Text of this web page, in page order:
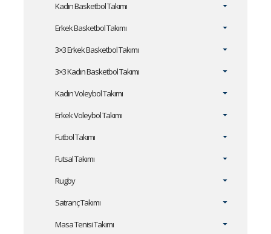
Kadın Basketbol Takımı
Erkek Basketbol Takımı
3×3 Erkek Basketbol Takımı
3×3 Kadın Basketbol Takımı
Kadın Voleybol Takımı
Erkek Voleybol Takımı
Futbol Takımı
Futsal Takımı
Rugby
Satranç Takımı
Masa Tenisi Takımı